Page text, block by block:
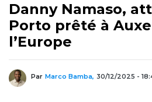
Danny Namaso,
Porto prêté à
l’Europe
Par Marco Bamba, 30/12/2025 -